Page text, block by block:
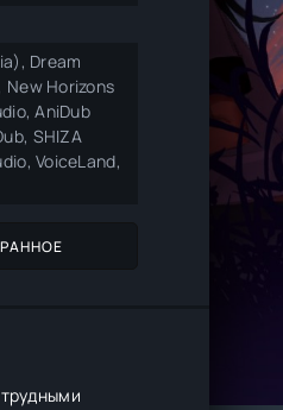
Dream
New Horizons
AniDub
SHIZA
VoiceLand,